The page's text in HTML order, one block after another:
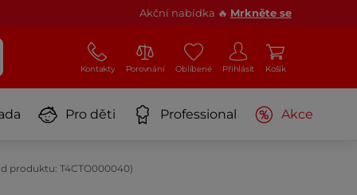
Akční nabídka 🔥 Mrkněte se
Kontakty Porovnání Oblíbené Přihlásit Košík
Pro děti Professional Akce
produktu: T4CTO000040)